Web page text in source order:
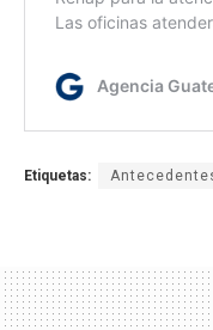
Etiquetas: